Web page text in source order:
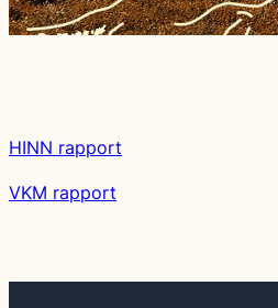
HINN rapport
VKM rapport